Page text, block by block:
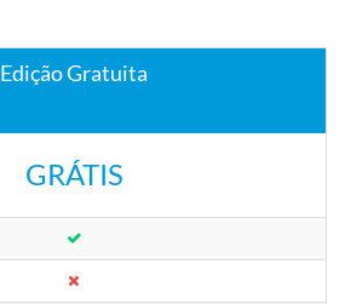
Edição Gratuita
GRÁTIS